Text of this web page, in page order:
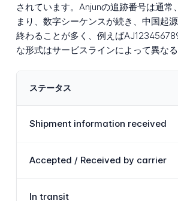
されています。Anjunの追跡番号は通常
まり、数字シーケンスが続き、中国起
終わることが多く、例えば
な形式はサービスラインによって異なる
ステータス
Shipment information received
Accepted / Received by carrier
In transit